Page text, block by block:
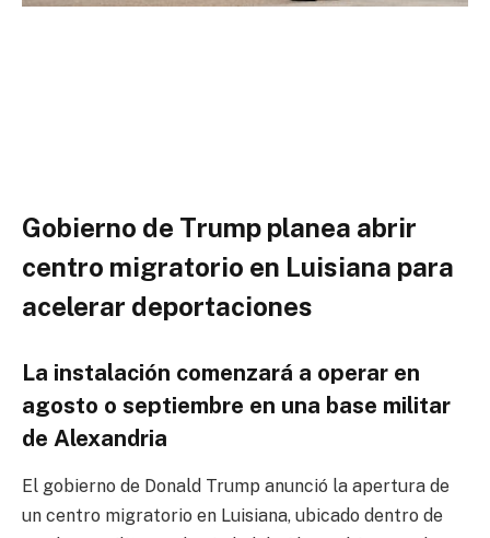
Gobierno de Trump planea abrir
centro migratorio en Luisiana para
acelerar deportaciones
La instalación comenzará a operar en
agosto o septiembre en una base militar
de Alexandria
El gobierno de Donald Trump anunció la apertura de
un centro migratorio en Luisiana, ubicado dentro de